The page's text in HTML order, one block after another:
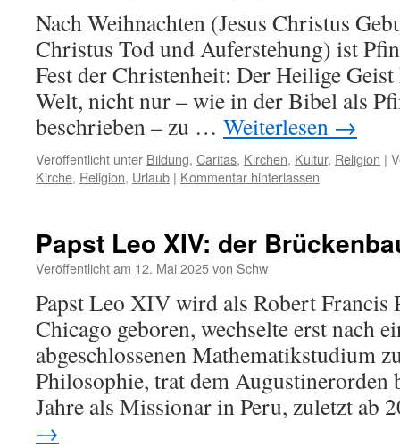
Nach Weihnachten (Jesus Christus
Christus Tod und Auferstehung) ist
Fest der Christenheit: Der Heilige
Welt, nicht nur – wie in der Bibel als
beschrieben – zu … Weiterlesen →
Veröffentlicht unter Bildung, Caritas, Kirchen, Kultur, Religion |
Kirche, Religion, Urlaub | Kommentar hinterlassen
Papst Leo XIV: der
Veröffentlicht am 12. Mai 2025von Schw
Papst Leo XIV wird als Robert Francis
Chicago geboren, wechselte erst nach
abgeschlossenen Mathematikstudium
Philosophie, trat dem Augustinerorden
Jahre als Missionar in Peru, zuletzt
→